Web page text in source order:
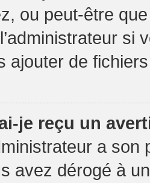
ou peut-être
si
ajouter de
je reçu un
a son
avez dérogé à